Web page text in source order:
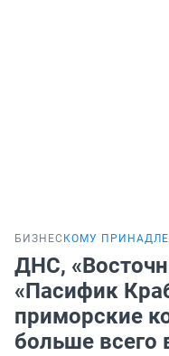
БИЗНЕС КОМУ
ДНС,
«Пасифик
приморские
больше всего